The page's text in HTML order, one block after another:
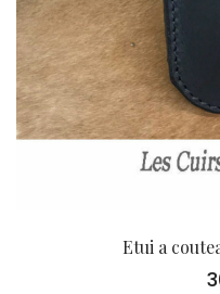
Etui a